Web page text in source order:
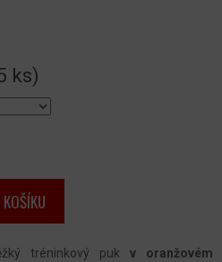
ks)
tréninkový puk v oranžovém